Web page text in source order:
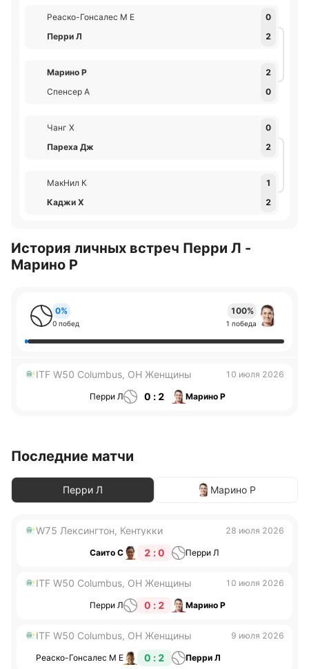
Реаско-Гонсалес М Е
0
Перри Л
2
Марино Р
2
Спенсер А
0
Чанг Х
0
Пареха Дж
2
МакНил К
1
Каджи Х
2
История личных встреч Перри Л -
Марино Р
0%
0 побед
100%
1 победа
ITF W50 Columbus, OH Женщины 10 июля 2026
Перри Л 0 : 2 Марино Р
Последние матчи
Перри Л Марино Р
W75 Лексингтон, Кентукки 28 июля 2026
Саито С 2 : 0 Перри Л
ITF W50 Columbus, OH Женщины 10 июля 2026
Перри Л 0 : 2 Марино Р
ITF W50 Columbus, OH Женщины 9 июля 2026
Реаско-Гонсалес М Е 0 : 2 Перри Л